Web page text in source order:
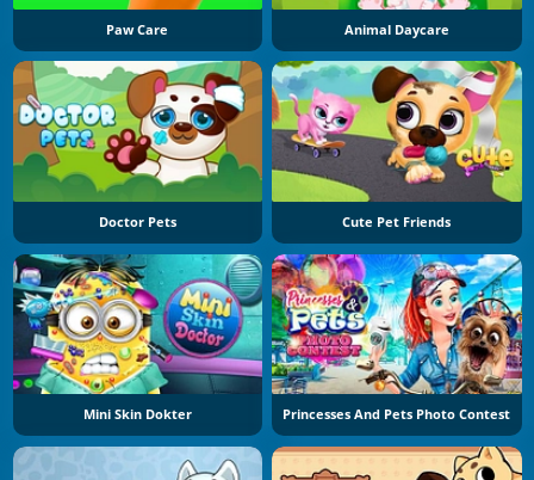
Paw Care Animal Daycare
Doctor Pets Cute Pet Friends
Mini Skin Dokter Princesses And Pets Photo Contest